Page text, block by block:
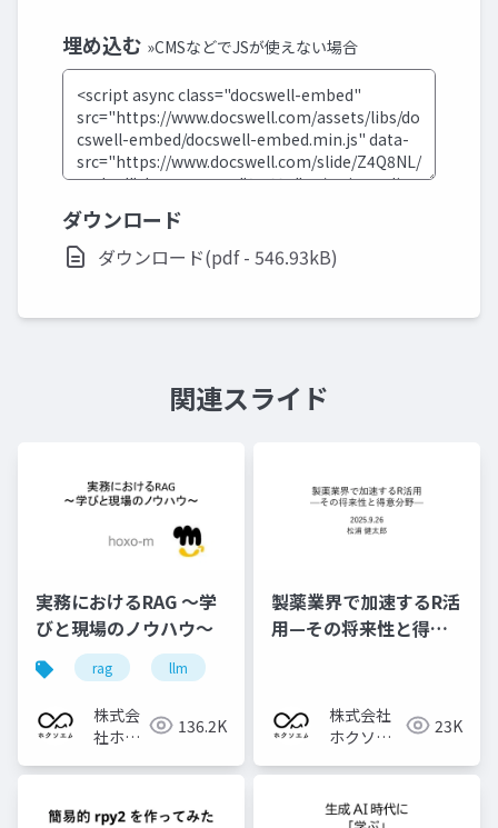
埋め込む »CMSなどでJSが使えない場合
ダウンロード
ダウンロード(pdf - 546.93kB)
関連スライド
実務におけるRAG 〜学
びと現場のノウハウ〜
rag llm
株式会
社ホク
136.2K
製薬業界で加速するR活
用—その将来性と得意
株式会社
ホクソエ
23K